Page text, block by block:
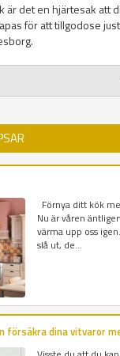
är det en hjärtesak att
för att tillgodose
Förnya ditt kök
Nu är våren
värma upp oss
slå ut, de...
försäkra dina vitvaror